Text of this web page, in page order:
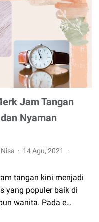
Jam Tangan
Nyaman
14 Agu, 2021
tangan kini menjadi
yang populer baik di
wanita. Pada e…